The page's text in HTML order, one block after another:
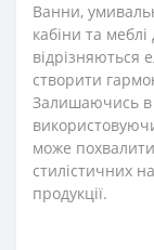
Ванни,
кабіни та
відрізняються
створити
Залишаючись в
може
стилістичних
продукції.